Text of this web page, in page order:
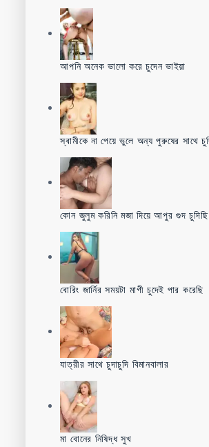
আপনি অনেক ভালো করে চুদেন ভাইয়া
স্বামীকে না পেয়ে ভুলে অন্য পুরুষের সাথে
কোন জুলুম করিনি মজা দিয়ে আপুর গুদ চুদিছি
বোরিং জার্নির সময়টা মাগী চুদেই পার করেছি
যাত্রীর সাথে চুদাচুদি বিমানবালার
মা বোনের নিষিদ্ধ সুখ